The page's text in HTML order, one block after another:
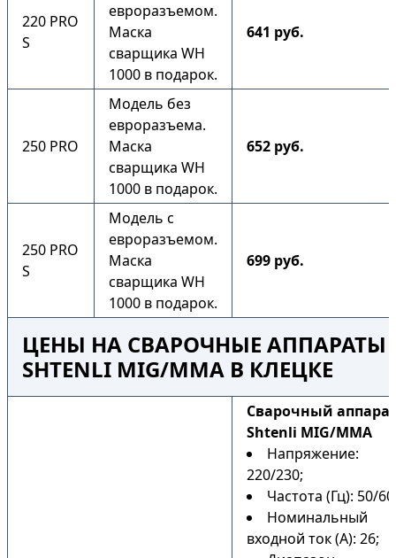
220 PRO
S
евроразъемом.
Маска
сварщика WH
1000 в подарок.
641 руб.
250 PRO
Модель без
евроразъема.
Маска
сварщика WH
1000 в подарок.
652 руб.
250 PRO
S
Модель с
евроразъемом.
Маска
сварщика WH
1000 в подарок.
699 руб.
ЦЕНЫ НА СВАРОЧНЫЕ АППАРАТЫ
SHTENLI MIG/MMA В КЛЕЦКЕ
Cварочный
Shtenli MIG/MMA
Напряжение:
220/230;
Частота (Гц): 50/
Номинальный
входной ток (А): 26;